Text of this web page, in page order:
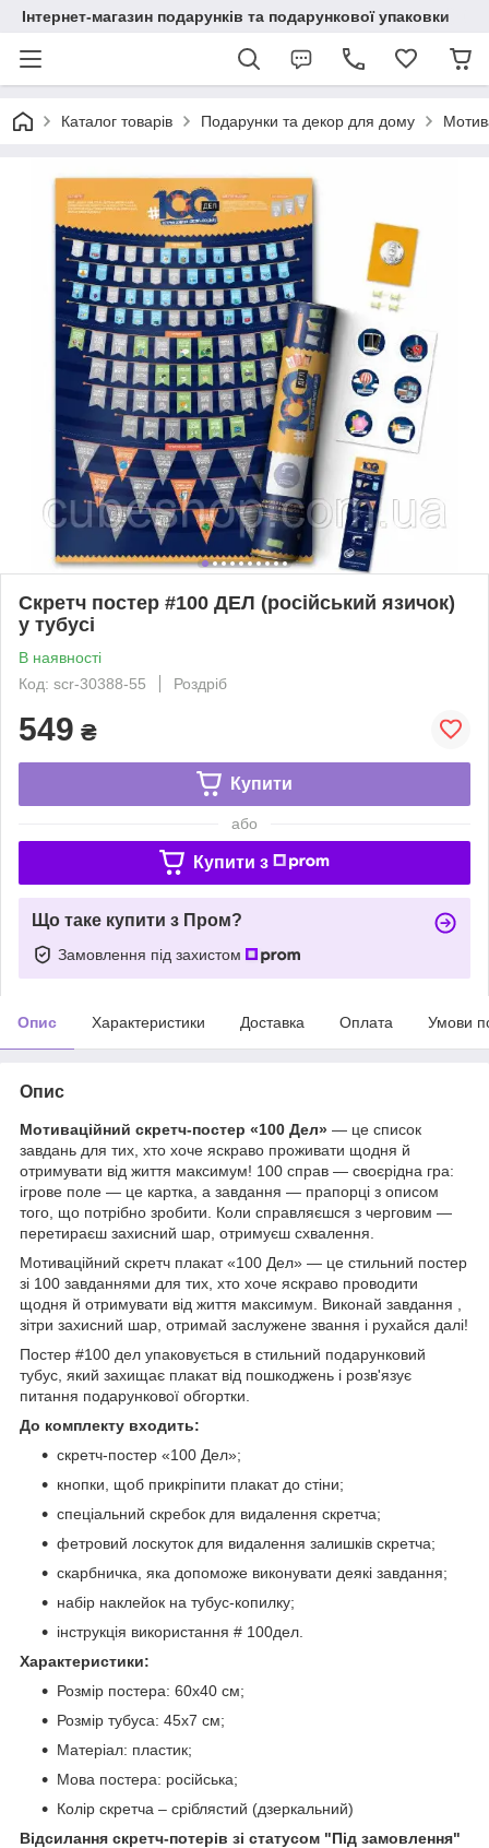
Інтернет-магазин подарунків та подарункової упаковки
Каталог товарів Подарунки та декор для дому
Скретч постер #100 ДЕЛ (російський язичок)
у тубусі
В наявності
Код: scr-30388-55
Роздріб
549 ₴
Купити
або
Купити з
Що таке купити з Пром?
Замовлення під захистом
Опис Характеристики Доставка Оплата Умови
Опис
Мотиваційний скретч-постер «100 Дел» — це список
завдань для тих, хто хоче яскраво проживати щодня й
отримувати від життя максимум! 100 справ — своєрідна гра:
ігрове поле — це картка, а завдання — прапорці з описом
того, що потрібно зробити. Коли справляєшся з черговим —
перетираєш захисний шар, отримуєш схвалення.
Мотиваційний скретч плакат «100 Дел» — це стильний постер
зі 100 завданнями для тих, хто хоче яскраво проводити
щодня й отримувати від життя максимум. Виконай завдання ,
зітри захисний шар, отримай заслужене звання і рухайся далі!
Постер #100 дел упаковується в стильний подарунковий
тубус, який захищає плакат від пошкоджень і розв'язує
питання подарункової обгортки.
До комплекту входить:
скретч-постер «100 Дел»;
кнопки, щоб прикріпити плакат до стіни;
спеціальний скребок для видалення скретча;
фетровий лоскуток для видалення залишків скретча;
скарбничка, яка допоможе виконувати деякі завдання;
набір наклейок на тубус-копилку;
інструкція використання # 100дел.
Характеристики:
Розмір постера: 60х40 см;
Розмір тубуса: 45х7 см;
Матеріал: пластик;
Мова постера: російська;
Колір скретча – сріблястий (дзеркальний)
Відсилання скретч-потерів зі статусом "Під замовлення"